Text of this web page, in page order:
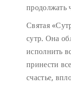
продолжать
Святая
сутр. Она
исполнить
принести
счастье,